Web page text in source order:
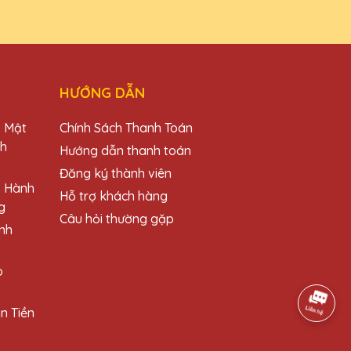
món quà này cho đối tác và khách
Mật
Hành
Tiền
HƯỚNG DẪN
Chính Sách Thanh Toán
Hướng dẫn thanh toán
Đăng ký thành viên
Hỗ trợ khách hàng
Câu hỏi thường gặp